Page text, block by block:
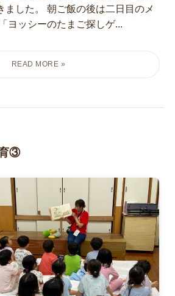
ました。 朝ご飯の後は二日目のメ
ヨッシーのたまご探しゲ...
③